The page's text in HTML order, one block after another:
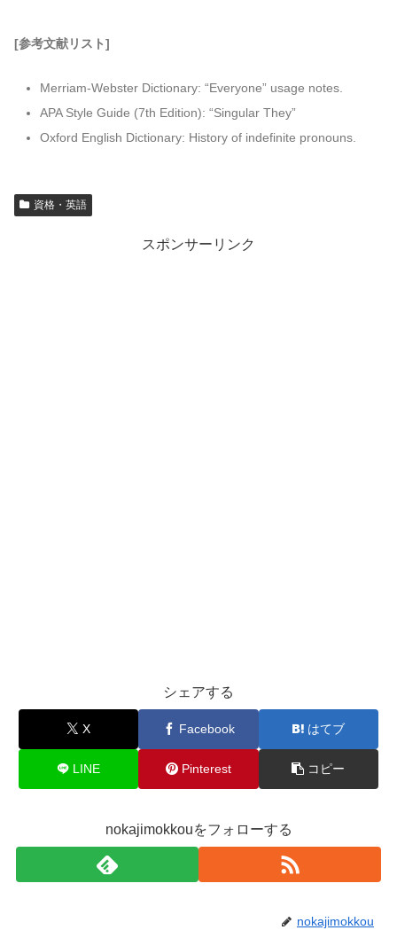
[参考文献リスト]
Merriam-Webster Dictionary: “Everyone” usage notes.
APA Style Guide (7th Edition): “Singular They”
Oxford English Dictionary: History of indefinite pronouns.
資格・英語
スポンサーリンク
シェアする
X Facebook はてブ
LINE Pinterest コピー
nokajimokkouをフォローする
nokajimokkou